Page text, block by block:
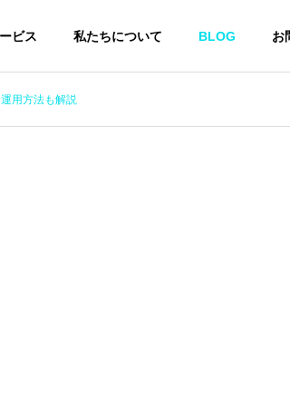
ビス 私たちについて BLOG お
用方法も解説